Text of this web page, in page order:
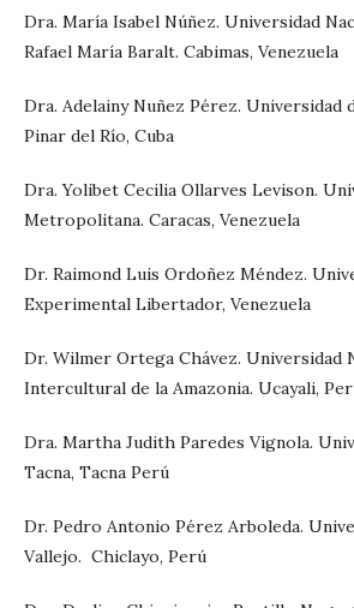
Dra. María Isabel Núñez. Universidad
Rafael María Baralt. Cabimas, Venezuela
Dra. Adelainy Nuñez Pérez. Universidad
Pinar del Río, Cuba
Dra. Yolibet Cecilia Ollarves Levison.
Metropolitana. Caracas, Venezuela
Dr. Raimond Luis Ordoñez Méndez.
Experimental Libertador, Venezuela
Dr. Wilmer Ortega Chávez. Universidad
Intercultural de la Amazonia. Ucayali,
Dra. Martha Judith Paredes Vignola.
Tacna, Tacna Perú
Dr. Pedro Antonio Pérez Arboleda.
Vallejo. Chiclayo, Perú